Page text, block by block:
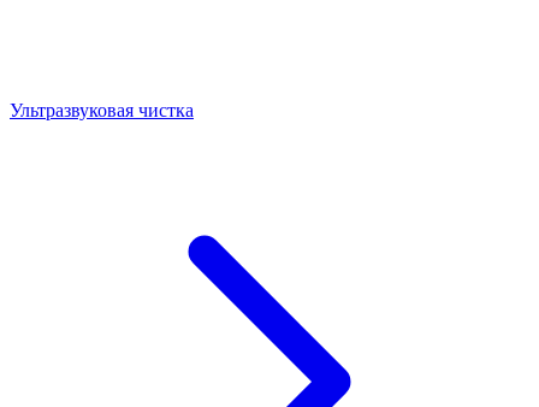
Ультразвуковая чистка